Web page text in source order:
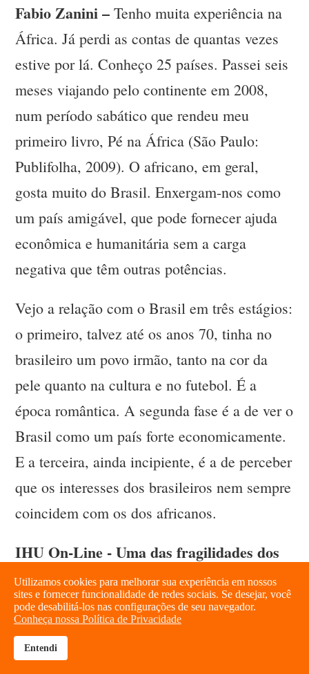
Fabio Zanini – Tenho muita experiência na
África. Já perdi as contas de quantas vezes
estive por lá. Conheço 25 países. Passei seis
meses viajando pelo continente em 2008,
num período sabático que rendeu meu
primeiro livro, Pé na África (São Paulo:
Publifolha, 2009). O africano, em geral,
gosta muito do Brasil. Enxergam-nos como
um país amigável, que pode fornecer ajuda
econômica e humanitária sem a carga
negativa que têm outras potências.
Vejo a relação com o Brasil em três estágios:
o primeiro, talvez até os anos 70, tinha no
brasileiro um povo irmão, tanto na cor da
pele quanto na cultura e no futebol. É a
época romântica. A segunda fase é a de ver o
Brasil como um país forte economicamente.
E a terceira, ainda incipiente, é a de perceber
que os interesses dos brasileiros nem sempre
coincidem com os dos africanos.
IHU On-Line - Uma das fragilidades dos
governos petistas foi, segundo alguns
especialistas, apostar no
desenvolvimentismo extremado, passando
por cima de questões ambientais e
brightness_high
Utilizamos cookies para melhorar sua experiência em nossos
sites e fornecer funcionalidade de redes sociais. Se desejar, você
pode desabilitá-los nas configurações de seu navegador.
Conheça nossa Política de Privacidade
Entendi